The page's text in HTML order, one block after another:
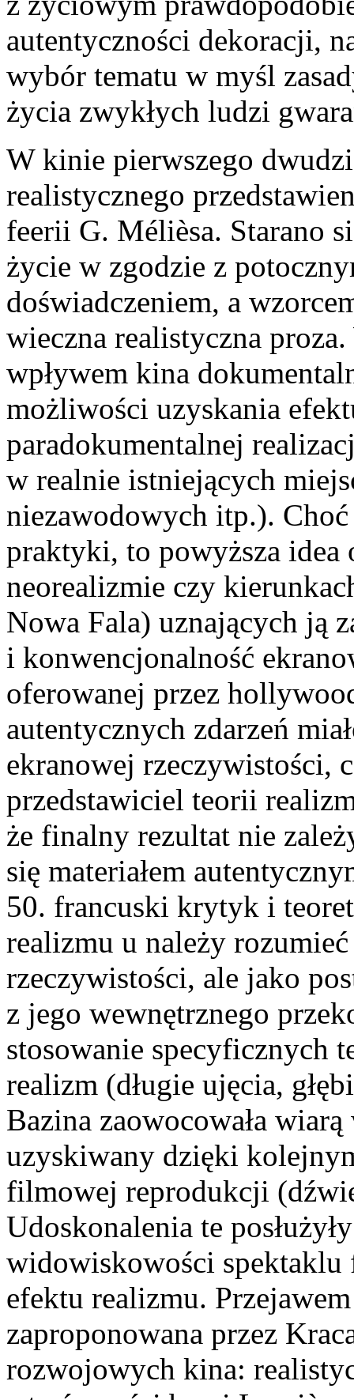
autentyczności dekoracji,
wybór tematu w myśl
życia zwykłych ludzi
W kinie pierwszego
realistycznego
feerii G. Mélièsa. Starano
życie w zgodzie z
doświadczeniem, a
wieczna realistyczna
wpływem kina
możliwości uzyskania
paradokumentalnej
w realnie istniejących
niezawodowych itp.).
praktyki, to powyższa idea
neorealizmie czy
Nowa Fala) uznających ją
i konwencjonalność
oferowanej przez
autentycznych zdarzeń
ekranowej rzeczywistości,
przedstawiciel teorii
że finalny rezultat nie
się materiałem
50. francuski krytyk i
realizmu u należy
rzeczywistości, ale jako
z jego wewnętrznego
stosowanie specyficznych
realizm (długie ujęcia,
Bazina zaowocowała
uzyskiwany dzięki
filmowej reprodukcji
Udoskonalenia te
widowiskowości
efektu realizmu.
zaproponowana przez
rozwojowych kina: